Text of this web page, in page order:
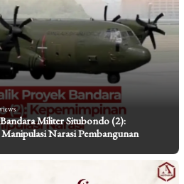
Militer Situbondo (2):
Narasi Pembangunan